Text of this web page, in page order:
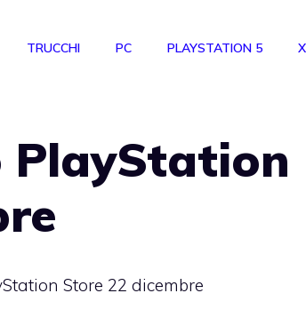
TRUCCHI PC PLAYSTATION 5
Store 22 dicembre